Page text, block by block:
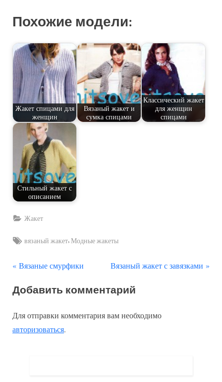
Похожие модели:
Жакет спицами для
женщин
Вязаный жакет и
сумка спицами
Классический жакет
для женщин
спицами
Стильный жакет с
описанием
Жакет
Tags:
вязаный жакет,Модные жакеты
Навигация
по
записям
П
е
ы
д
Вязаные смурфики
С
е
у
Вязаный жакет с завязками
Добавить комментарий
Для отправки комментария вам необходимо
авторизоваться.